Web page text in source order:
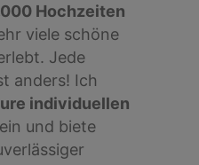
Hochzeiten
viele schöne
Jede
anders! Ich
individuellen
ein und biete